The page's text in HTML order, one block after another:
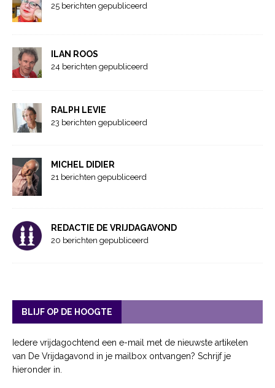
25 berichten gepubliceerd
ILAN ROOS
24 berichten gepubliceerd
RALPH LEVIE
23 berichten gepubliceerd
MICHEL DIDIER
21 berichten gepubliceerd
REDACTIE DE VRIJDAGAVOND
20 berichten gepubliceerd
BLIJF OP DE HOOGTE
Iedere vrijdagochtend een e-mail met de nieuwste artikelen
van De Vrijdagavond in je mailbox ontvangen? Schrijf je
hieronder in.